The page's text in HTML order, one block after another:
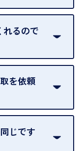
です。
は対応させてい
れるので
を依頼
をご利用くださ
じです